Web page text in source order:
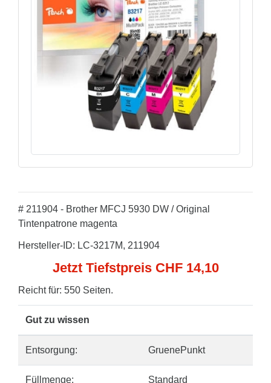
# 211904 - Brother MFCJ 5930 DW / Original
Tintenpatrone magenta
Hersteller-ID: LC-3217M, 211904
Jetzt Tiefstpreis CHF 14,10
Reicht für: 550 Seiten.
Gut zu wissen
Entsorgung: GruenePunkt
Füllmenge: Standard